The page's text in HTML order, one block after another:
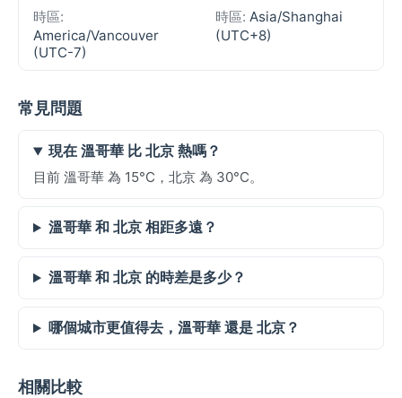
時區:
America/Vancouver
(UTC-7)
時區: Asia/Shanghai
(UTC+8)
常見問題
現在 溫哥華 比 北京 熱嗎？
目前 溫哥華 為 15°C，北京 為 30°C。
溫哥華 和 北京 相距多遠？
溫哥華 和 北京 的時差是多少？
哪個城市更值得去，溫哥華 還是 北京？
相關比較